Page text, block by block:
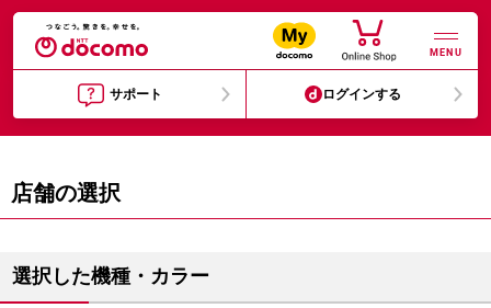
MENU
サポート ログインする
店舗の選択
選択した機種・カラー